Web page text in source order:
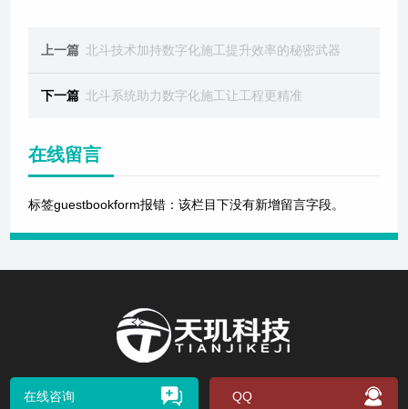
上一篇 北斗技术加持数字化施工提升效率的秘密武器
下一篇 北斗系统助力数字化施工让工程更精准
在线留言
标签guestbookform报错：该栏目下没有新增留言字段。
在线咨询 QQ